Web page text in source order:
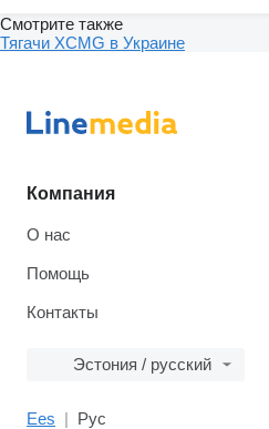
Смотрите также
Тягачи XCMG в Украине
Компания
О нас
Помощь
Контакты
Эстония / русский
Ees Рус